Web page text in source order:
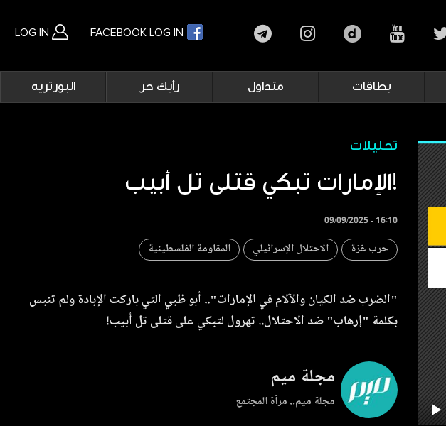
LOG IN FACEBOOK LOG IN
Main
navigation
بطاقات متداول رأيك حر البورتريه
تحليلات
الإمارات تبكي قتلى تل أبيب!
09/09/2025 - 16:10
حرب غزة الاحتلال الإسرائيلي المقاومة الفلسطينية
"الضرب ضد الكيان والآلام في الإمارات".. أبو ظبي التي باركت الإبادة ولم تنبس
بكلمة "إرهاب" ضد الاحتلال.. تهرول لتبكي على قتلى تل أبيب!
مجلة ميم
مجلة ميم.. مرآة المجتمع